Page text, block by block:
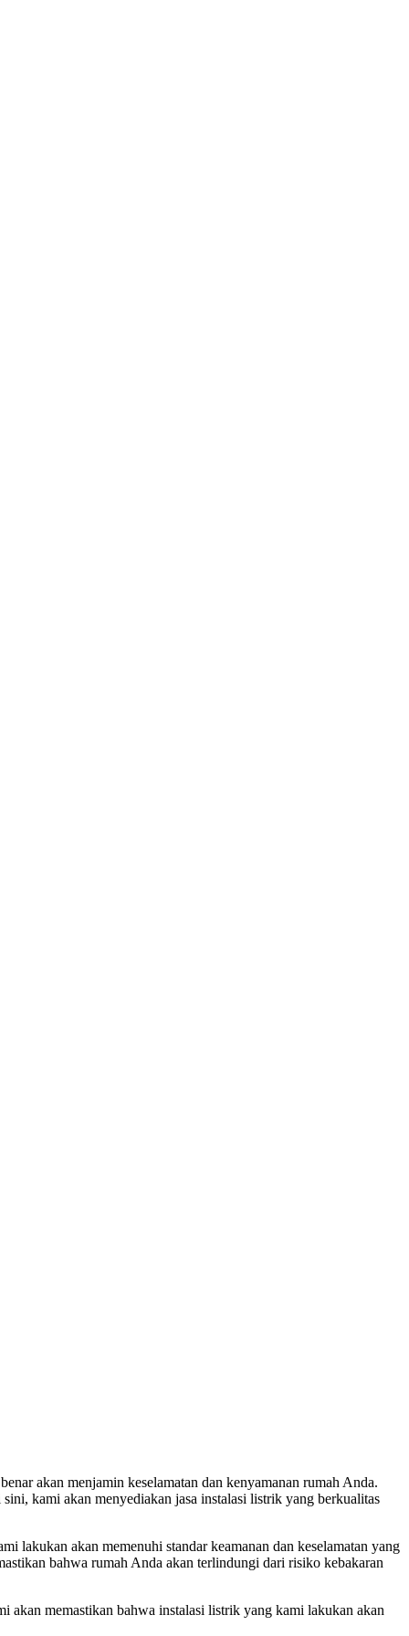
akan menjamin keselamatan dan kenyamanan rumah Anda.
kami akan menyediakan jasa instalasi listrik yang berkualitas
lakukan akan memenuhi standar keamanan dan keselamatan yang
bahwa rumah Anda akan terlindungi dari risiko kebakaran
akan memastikan bahwa instalasi listrik yang kami lakukan akan